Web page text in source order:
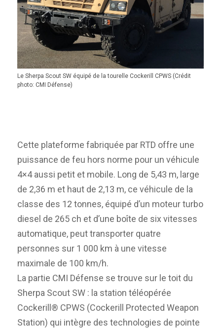
Le Sherpa Scout SW équipé de la tourelle Cockerill CPWS (Crédit
photo: CMI Défense)
Cette plateforme fabriquée par RTD offre une
puissance de feu hors norme pour un véhicule
4×4 aussi petit et mobile. Long de 5,43 m, large
de 2,36 m et haut de 2,13 m, ce véhicule de la
classe des 12 tonnes, équipé d’un moteur turbo
diesel de 265 ch et d’une boîte de six vitesses
automatique, peut transporter quatre
personnes sur 1 000 km à une vitesse
maximale de 100 km/h.
La partie CMI Défense se trouve sur le toit du
Sherpa Scout SW : la station téléopérée
Cockerill® CPWS (Cockerill Protected Weapon
Station) qui intègre des technologies de pointe